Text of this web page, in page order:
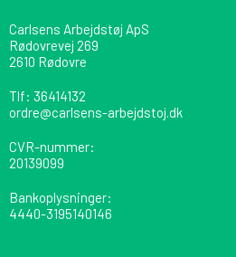
Carlsens Arbejdstøj ApS
Rødovrevej 269
2610 Rødovre
Tlf: 36414132
ordre@carlsens-arbejdstoj.dk
CVR-nummer:
20139099
Bankoplysninger:
4440-3195140146